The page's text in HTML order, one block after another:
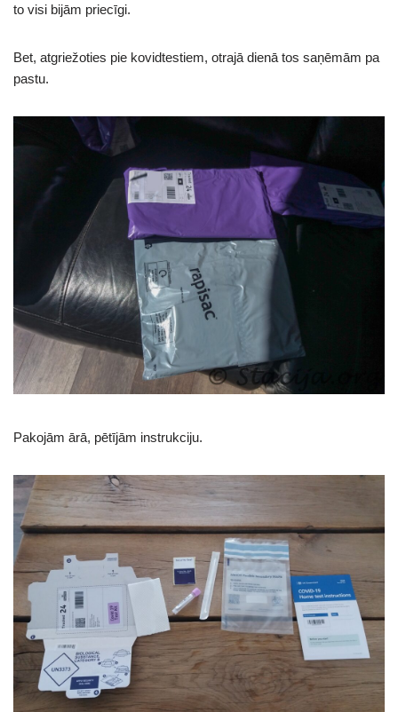
to visi bijām priecīgi.
Bet, atgriežoties pie kovidtestiem, otrajā dienā tos saņēmām pa
pastu.
Pakojām ārā, pētījām instrukciju.